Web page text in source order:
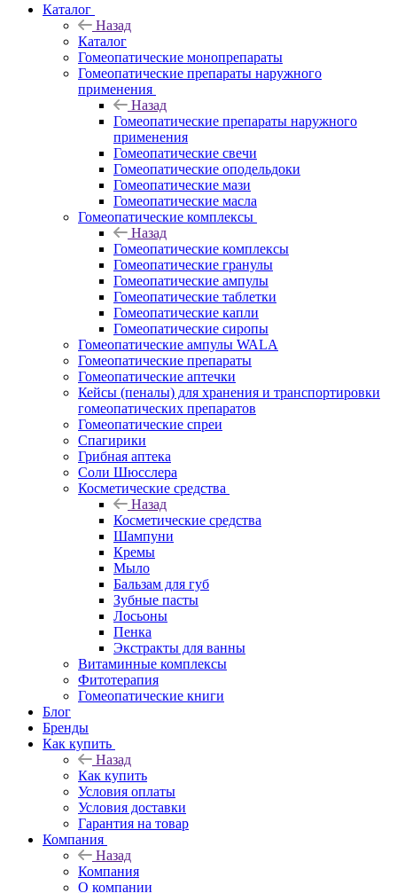
Каталог
Назад
Каталог
Гомеопатические монопрепараты
Гомеопатические препараты наружного
применения
Назад
Гомеопатические препараты наружного
применения
Гомеопатические свечи
Гомеопатические оподельдоки
Гомеопатические мази
Гомеопатические масла
Гомеопатические комплексы
Назад
Гомеопатические комплексы
Гомеопатические гранулы
Гомеопатические ампулы
Гомеопатические таблетки
Гомеопатические капли
Гомеопатические сиропы
Гомеопатические ампулы WALA
Гомеопатические препараты
Гомеопатические аптечки
Кейсы (пеналы) для хранения и транспортировки
гомеопатических препаратов
Гомеопатические спреи
Спагирики
Грибная аптека
Соли Шюсслера
Косметические средства
Назад
Косметические средства
Шампуни
Кремы
Мыло
Бальзам для губ
Зубные пасты
Лосьоны
Пенка
Экстракты для ванны
Витаминные комплексы
Фитотерапия
Гомеопатические книги
Блог
Бренды
Как купить
Назад
Как купить
Условия оплаты
Условия доставки
Гарантия на товар
Компания
Назад
Компания
О компании